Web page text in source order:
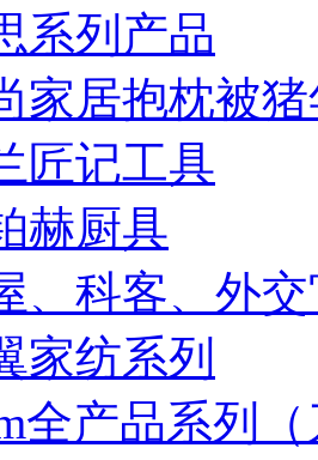
系列产品
家居抱枕被
匠记工具
赫厨具
、科客、外
家纺系列
全产品系列